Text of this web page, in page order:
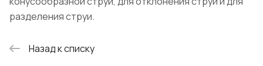
разделения струи.
Назад к списку